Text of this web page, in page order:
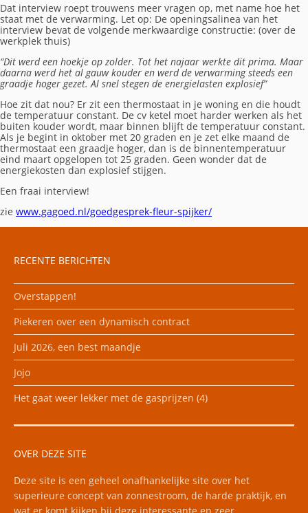
Dat interview roept trouwens meer vragen op, met name hoe het
staat met de verwarming. Let op: De openingsalinea van het
interview bevat de volgende merkwaardige constructie: (over de
werkplek thuis)
“Dit werd een hoekje op zolder. Tot het najaar werkte dit prima. Maar
daarna werd het al gauw kouder en werd de verwarming steeds een
graadje hoger gezet. Al snel stegen de energielasten explosief”
Hoe zit dat nou? Er zit een thermostaat in je woning en die houdt
de temperatuur constant. De cv ketel moet harder werken als het
buiten kouder wordt, maar binnen blijft de temperatuur constant.
Als je begint in oktober met 20 graden en je zet elke maand de
thermostaat een graadje hoger, dan is de binnentemperatuur
eind maart opgelopen tot 25 graden. Geen wonder dat de
energiekosten dan explosief stijgen.
Een fraai interview!
zie www.gagoed.nl/goedgesprek-fleur-spijker/
RECENTE BERICHTEN
Overstappen!
Piekeren over een dynamisch contract
Juli 2026, een best maandje
Jojo
Het gaat weer lekker met de gasprijzen (4)
OVER DEZE SITE
Deze site is een geheel onafhankelijke site over het
superieure concept van zonnestroom, de harde praktijk, en